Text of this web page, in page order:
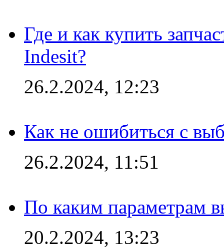
Где и как купить
Indesit?
26.2.2024, 12:23
Как не ошибиться с
26.2.2024, 11:51
По каким параметрам
20.2.2024, 13:23